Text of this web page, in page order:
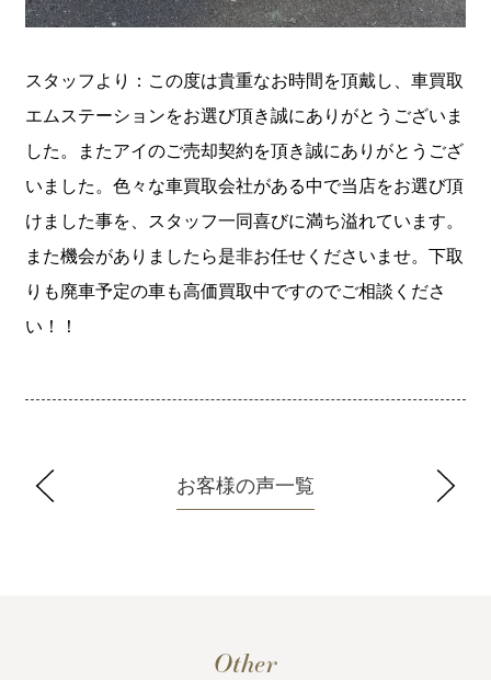
スタッフより：この度は貴重なお時間を頂戴し、車買取
エムステーションをお選び頂き誠にありがとうございま
した。またアイのご売却契約を頂き誠にありがとうござ
いました。色々な車買取会社がある中で当店をお選び頂
けました事を、スタッフ一同喜びに満ち溢れています。
また機会がありましたら是非お任せくださいませ。下取
りも廃車予定の車も高価買取中ですのでご相談くださ
い！！
お客様の声一覧
Other